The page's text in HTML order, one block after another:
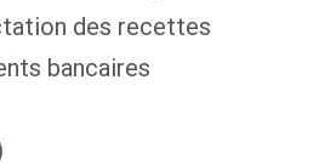
des recettes
bancaires